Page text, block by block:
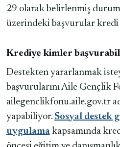
29 olarak belirlenmiş
üzerindeki başvurular kredi
Krediye kimler
Destekten yararlanmak
başvurularını Aile Gençlik
ailegenclikfonu.aile.gov.tr
yapabiliyor. Sosyal destek
uygulamakapsamında